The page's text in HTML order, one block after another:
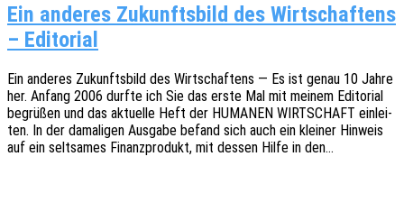
Ein ande­res Zukunfts­bild des Wirt­schaf­tens
– Editorial
Ein ande­res Zukunfts­bild des Wirt­schaf­tens — Es ist genau 10 Jahre
her. Anfang 2006 durfte ich Sie das erste Mal mit meinem Edito­ri­al
begrü­ßen und das aktu­el­le Heft der HUMANEN WIRTSCHAFT einlei­
ten. In der dama­li­gen Ausga­be befand sich auch ein klei­ner Hinweis
auf ein selt­sa­mes Finanz­pro­dukt, mit dessen Hilfe in den…